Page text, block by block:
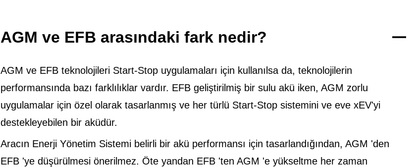
AGM ve EFB arasındaki fark nedir?
AGM ve EFB teknolojileri Start-Stop uygulamaları için kullanılsa da, teknolojilerin
performansında bazı farklılıklar vardır. EFB geliştirilmiş bir sulu akü iken, AGM zorlu
uygulamalar için özel olarak tasarlanmış ve her türlü Start-Stop sistemini ve eve xEV'yi
destekleyebilen bir aküdür.
Aracın Enerji Yönetim Sistemi belirli bir akü performansı için tasarlandığından, AGM 'den
EFB 'ye düşürülmesi önerilmez. Öte yandan EFB 'ten AGM 'e yükseltme her zaman